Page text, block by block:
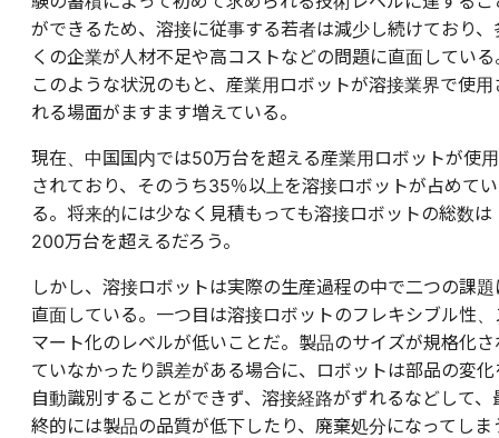
ができるため、溶接に従事する若者は減少し続けており、
くの企業が人材不足や高コストなどの問題に直面している
このような状況のもと、産業用ロボットが溶接業界で使用
れる場面がますます増えている。
現在、中国国内では50万台を超える産業用ロボットが使用
されており、そのうち35％以上を溶接ロボットが占めてい
る。将来的には少なく見積もっても溶接ロボットの総数は
200万台を超えるだろう。
しかし、溶接ロボットは実際の生産過程の中で二つの課題
直面している。一つ目は溶接ロボットのフレキシブル性、
マート化のレベルが低いことだ。製品のサイズが規格化さ
ていなかったり誤差がある場合に、ロボットは部品の変化
自動識別することができず、溶接経路がずれるなどして、
終的には製品の品質が低下したり、廃棄処分になってしま